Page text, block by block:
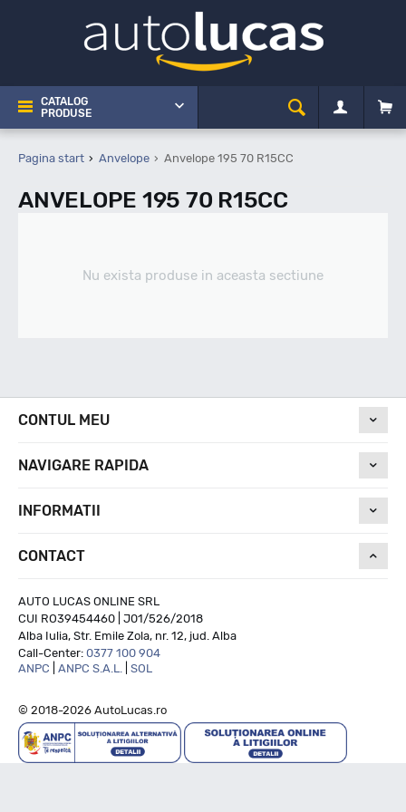
CATALOG
PRODUSE
Pagina start Anvelope Anvelope 195 70 R15CC
ANVELOPE 195 70 R15CC
Nu exista produse in aceasta sectiune
CONTUL MEU
NAVIGARE RAPIDA
INFORMATII
CONTACT
AUTO LUCAS ONLINE SRL
CUI RO39454460 | J01/526/2018
Alba Iulia, Str. Emile Zola, nr. 12, jud. Alba
Call-Center: 0377 100 904
ANPC
ANPC S.A.L. SOL
© 2018-2026 AutoLucas.ro